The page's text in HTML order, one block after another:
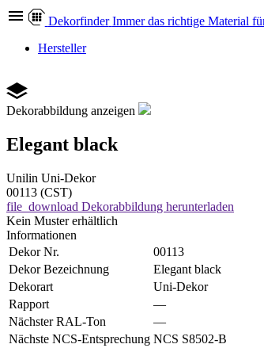
Dekorfinder Immer das richtige Material
Hersteller
Dekorabbildung anzeigen
Elegant black
Unilin Uni-Dekor
00113 (CST)
file_download Dekorabbildung herunterladen
Kein Muster erhältlich
Informationen
Dekor Nr.
00113
Dekor Bezeichnung
Elegant black
Dekorart
Uni-Dekor
Rapport
—
Nächster RAL-Ton
—
Nächste NCS-Entsprechung NCS S8502-B